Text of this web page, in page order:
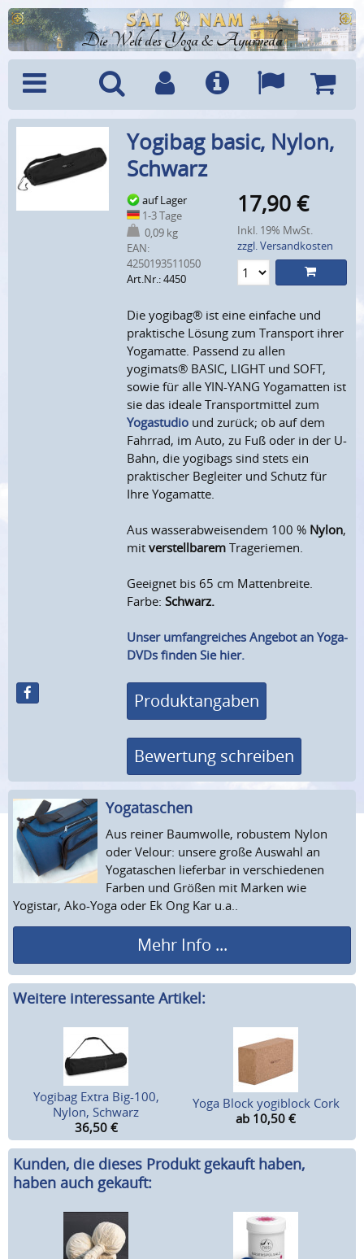
Die Welt des Yoga & Ayurveda
SucheBenutzerkonto
Info Sprachen
Yogibag basic, Nylon,
Schwarz
auf Lager
1-3 Tage
0,09 kg
EAN:
4250193511050
Art.Nr.: 4450
17,90 €
Inkl. 19% MwSt.
zzgl. Versandkosten
Die yogibag® ist eine einfache und
praktische Lösung zum Transport ihrer
Yogamatte. Passend zu allen
yogimats® BASIC, LIGHT und SOFT,
sowie für alle YIN-YANG Yogamatten ist
sie das ideale Transportmittel zum
Yogastudio und zurück; ob auf dem
Fahrrad, im Auto, zu Fuß oder in der U-
Bahn, die yogibags sind stets ein
praktischer Begleiter und Schutz für
Ihre Yogamatte.
Aus wasserabweisendem 100 % Nylon,
mitverstellbarem Trageriemen.
Geeignet bis 65 cm Mattenbreite.
Farbe:Schwarz.
Unser umfangreiches Angebot an Yoga-
DVDs finden Sie hier.
Produktangaben
Bewertung schreiben
Yogataschen
Aus reiner Baumwolle, robustem Nylon
oder Velour: unsere große Auswahl an
Yogataschen lieferbar in verschiedenen
Farben und Größen mit Marken wie
Yogistar, Ako-Yoga oder Ek Ong Kar u.a..
Mehr Info ...
Weitere interessante Artikel:
Yogibag Extra Big-100,
Nylon, Schwarz
36,50 €
Yoga Block yogiblock Cork
ab 10,50 €
Kunden, die dieses Produkt gekauft haben,
haben auch gekauft: